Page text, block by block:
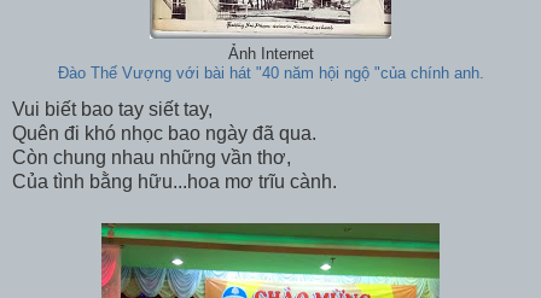
Ảnh Internet
Đào Thế Vượng với bài hát "40 năm hội ngộ "của chính anh.
Vui biết bao tay siết tay,
Quên đi khó nhọc bao ngày đã qua.
Còn chung nhau những vần thơ,
Của tình bằng hữu...hoa mơ trĩu cành.